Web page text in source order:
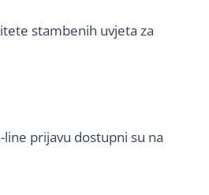
stambenih uvjeta za
prijavu dostupni su na